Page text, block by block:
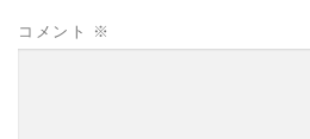
コメント ※